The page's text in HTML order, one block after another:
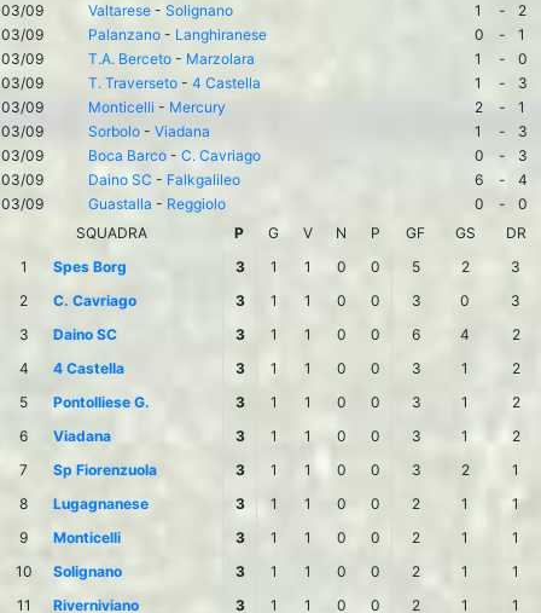
03/09
Valtarese - Solignano 1 -
2
03/09
Palanzano - Langhiranese 0 -
1
03/09
T.A. Berceto - Marzolara 1 -
0
03/09
T. Traverseto - 4 Castella 1 -
3
03/09
Monticelli - Mercury 2 -
1
03/09
Sorbolo - Viadana 1 -
3
03/09
Boca Barco - C. Cavriago 0 -
3
03/09
Daino SC - Falkgalileo 6 -
4
03/09
Guastalla - Reggiolo 0 -
0
SQUADRA
P G V N P GF GS
DR
1
Spes Borg 3 1 1 0 0 5 2
3
2
C. Cavriago 3 1 1 0 0 3 0
3
3
Daino SC 3 1 1 0 0 6 4
2
4
4 Castella 3 1 1 0 0 3 1
2
5
Pontolliese G. 3 1 1 0 0 3 1
2
6
Viadana 3 1 1 0 0 3 1
2
7
Sp Fiorenzuola 3 1 1 0 0 3 2
1
8
Lugagnanese 3 1 1 0 0 2 1
1
9
Monticelli 3 1 1 0 0 2 1
1
10
Solignano 3 1 1 0 0 2 1
1
11
Riverniviano 3 1 1 0 0 2 1
1